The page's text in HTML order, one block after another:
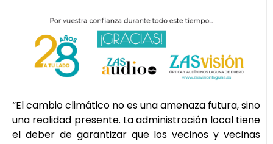
“El cambio climático no es una amenaza futura, sino
una realidad presente. La administración local tiene
el deber de garantizar que los vecinos y vecinas